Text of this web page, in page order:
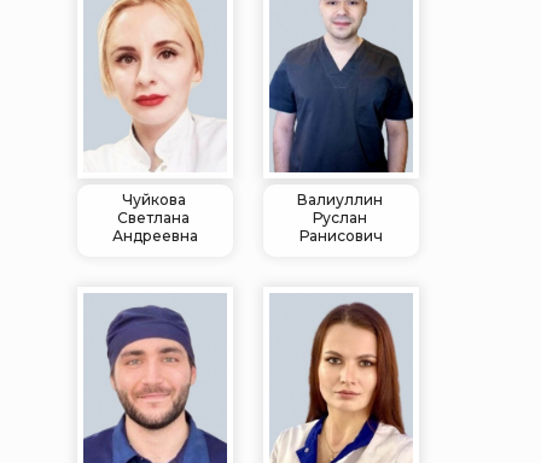
Валиуллин
Руслан
Ранисович
Чуйкова
Светлана
Андреевна